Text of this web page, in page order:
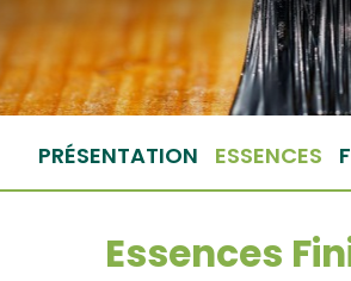
PRÉSENTATION ESSENCES
Essences